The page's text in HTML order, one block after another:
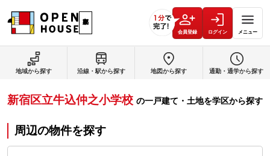
会員登録 ログイン メニュー
地域から探す 沿線・駅から探す 地図から探す 通勤・通学から探す
新宿区立牛込仲之小学校 の一戸建て・土地を学区から探す
周辺の物件を探す